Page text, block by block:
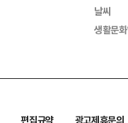
날씨
생활문
편집규약
광고제휴문의